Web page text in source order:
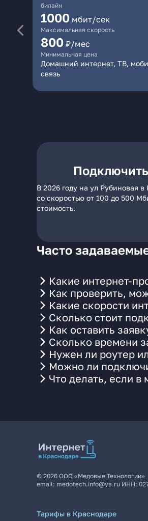
билайн
1000 мбит/сек
Максимальная скорость
800 ₽/мес
Минимальная цена
Домашний интернет, ТВ,
связь
В 2026 году на ул Рубиновая
со скоростью от 100 до 500
стоимость.
Часто
Какие интернет-
Как проверить,
Какие скорости
Сколько стоит
Как оставить
Сколько времени
Нужен ли роутер
Можно ли
Что делать, если
© 2026 ООО «Медовые Технологии»
email: medotech.info@ya.ru ИНН:
Тарифы в Краснодаре